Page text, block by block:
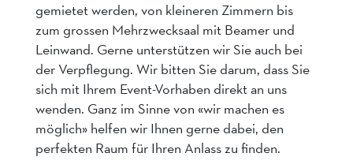
gemietet werden, von kleineren Zimmern bis
zum grossen Mehrzwecksaal mit Beamer und
Leinwand. Gerne unterstützen wir Sie auch bei
der Verpflegung. Wir bitten Sie darum, dass Sie
sich mit Ihrem Event-Vorhaben direkt an uns
wenden. Ganz im Sinne von «wir machen es
möglich» helfen wir Ihnen gerne dabei, den
perfekten Raum für Ihren Anlass zu finden.